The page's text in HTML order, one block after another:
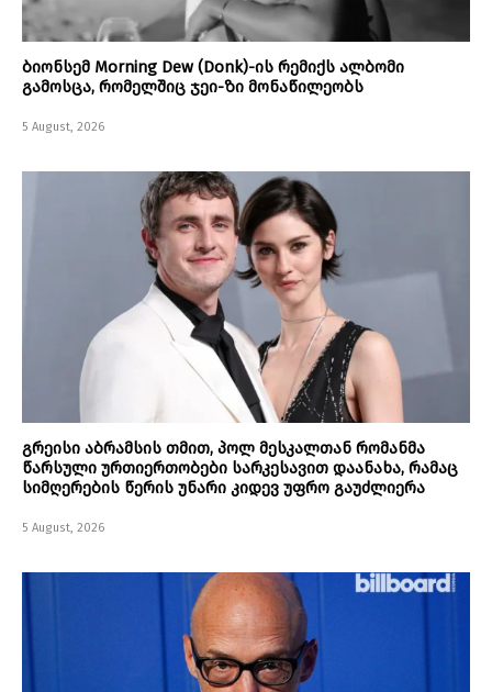
ბიონსემ Morning Dew (Donk)-ის რემიქს ალბომი
გამოსცა, რომელშიც ჯეი-ზი მონაწილეობს
5 August, 2026
გრეისი აბრამსის თმით, პოლ მესკალთან რომანმა
წარსული ურთიერთობები სარკესავით დაანახა, რამაც
სიმღერების წერის უნარი კიდევ უფრო გაუძლიერა
5 August, 2026